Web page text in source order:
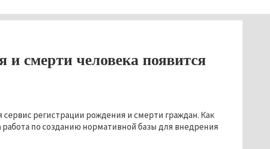
и смерти человека появится
сервис регистрации рождения и смерти граждан. Как
по созданию нормативной базы для внедрения